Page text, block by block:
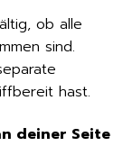
ob alle
sind.
hast.
deiner Seite